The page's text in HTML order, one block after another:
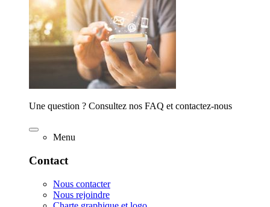
Une question ? Consultez nos FAQ et contactez-nous
Menu
Contact
Nous contacter
Nous rejoindre